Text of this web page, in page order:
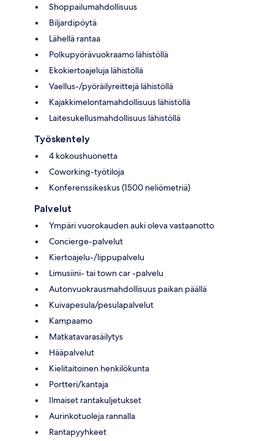
Shoppailumahdollisuus
Biljardipöytä
Lähellä rantaa
Polkupyörävuokraamo lähistöllä
Ekokiertoajeluja lähistöllä
Vaellus-/pyöräilyreittejä lähistöllä
Kajakkimelontamahdollisuus lähistöllä
Laitesukellusmahdollisuus lähistöllä
Työskentely
4 kokoushuonetta
Coworking-työtiloja
Konferenssikeskus (1500 neliömetriä)
Palvelut
Ympäri vuorokauden auki oleva vastaanotto
Concierge-palvelut
Kiertoajelu-/lippupalvelu
Limusiini- tai town car -palvelu
Autonvuokrausmahdollisuus paikan päällä
Kuivapesula/pesulapalvelut
Kampaamo
Matkatavarasäilytys
Hääpalvelut
Kielitaitoinen henkilökunta
Portteri/kantaja
Ilmaiset rantakuljetukset
Aurinkotuoleja rannalla
Rantapyyhkeet